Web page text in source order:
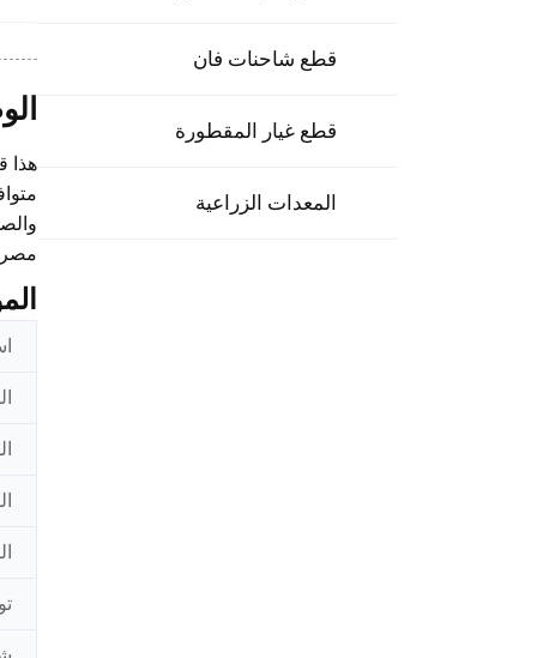
قطع شاحنات فان
قطع غيار المقطورة
المعدات الزراعية
هذا